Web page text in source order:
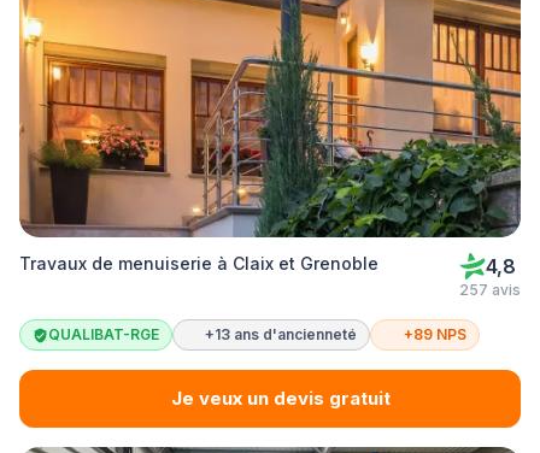
Travaux de menuiserie à Claix et Grenoble 4,8
257 avis
QUALIBAT-RGE +13 ans d'ancienneté +89 NPS
Je veux un devis gratuit